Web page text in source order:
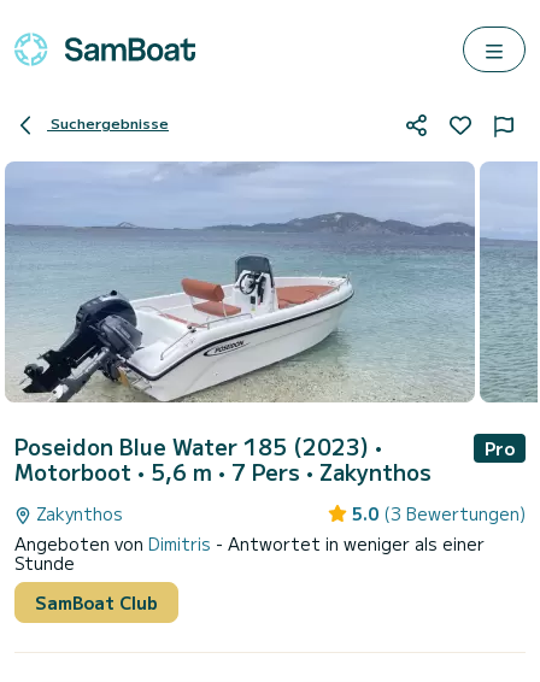
Suchergebnisse
Poseidon Blue Water 185 (2023) •
Motorboot • 5,6 m • 7 Pers • Zakynthos
Pro
Zakynthos 5.0 (3 Bewertungen)
Angeboten von Dimitris - Antwortet in weniger als einer
Stunde
SamBoat Club